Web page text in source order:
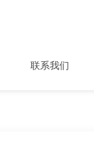
联系我们